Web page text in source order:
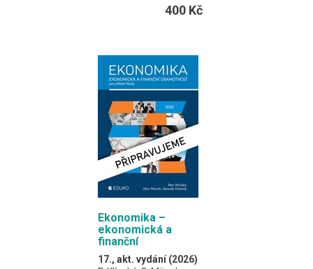
Pro ty z vás, kteří
A4 / 216 stran
400 Kč
Ekonomika –
ekonomická a
finanční
gramotnost
17., akt. vydání (2026)